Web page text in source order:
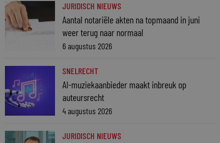
JURIDISCH NIEUWS
Aantal notariële akten na topmaand in juni
weer terug naar normaal
6 augustus 2026
SNELRECHT
AI-muziekaanbieder maakt inbreuk op
auteursrecht
4 augustus 2026
JURIDISCH NIEUWS